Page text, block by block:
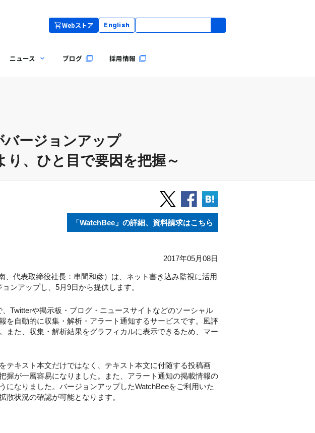
Webストア English
ニュース ブログ 採用情報
ージョンアップ
り、ひと目で要因を把握～
「WatchBee」の詳細、資料請求はこちら
2017年05月08日
代表取締役社長：串間和彦）は、ネット書き込み監視に活用
ンアップし、5月9日から提供します。
Twitterや掲示板・ブログ・ニュースサイトなどのソーシャル
を自動的に収集・解析・アラート通知するサービスです。風評
た、収集・解析結果をグラフィカルに表示できるため、マー
キスト本文だけではなく、テキスト本文に付随する投稿画
握が一層容易になりました。また、アラート通知の掲載情報の
なりました。バージョンアップしたWatchBeeをご利用いた
状況の確認が可能となります。